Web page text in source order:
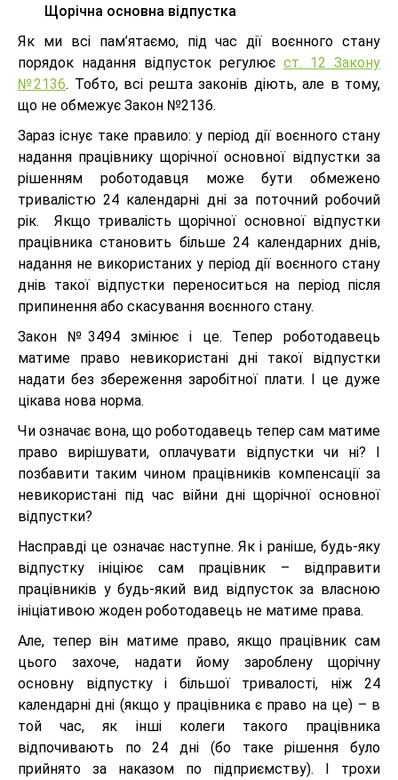
Щорічна основна відпустка
Як ми всі пам’ятаємо, під час дії воєнного стану
порядок надання відпусток регулює ст. 12 Закону
№2136. Тобто, всі решта законів діють, але в тому,
що не обмежує Закон №2136.
Зараз існує таке правило: у період дії воєнного стану
надання працівнику щорічної основної відпустки за
рішенням роботодавця може бути обмежено
тривалістю 24 календарні дні за поточний робочий
рік. Якщо тривалість щорічної основної відпустки
працівника становить більше 24 календарних днів,
надання не використаних у період дії воєнного стану
днів такої відпустки переноситься на період після
припинення або скасування воєнного стану.
Закон №3494 змінює і це. Тепер роботодавець
матиме право невикористані дні такої відпустки
надати без збереження заробітної плати. І це дуже
цікава нова норма.
Чи означає вона, що роботодавець тепер сам матиме
право вирішувати, оплачувати відпустки чи ні? І
позбавити таким чином працівників компенсації за
невикористані під час війни дні щорічної основної
відпустки?
Насправді це означає наступне. Як і раніше, будь-яку
відпустку ініціює сам працівник – відправити
працівників у будь-який вид відпусток за власною
ініціативою жоден роботодавець не матиме права.
Але, тепер він матиме право, якщо працівник сам
цього захоче, надати йому зароблену щорічну
основну відпустку і більшої тривалості, ніж 24
календарні дні (якщо у працівника є право на це) – в
той час, як інші колеги такого працівника
відпочивають по 24 дні (бо таке рішення було
прийнято за наказом по підприємству). І трохи